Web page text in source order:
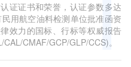
证证书和荣誉，认证参数多达
用航空油料检测单位批准函资
效力的国标、行标等权威报告
CMAF/GCP/GLP/CCS)。